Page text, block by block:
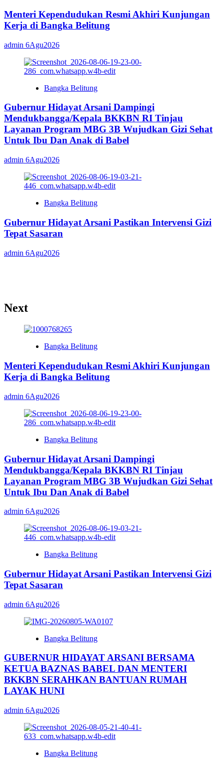
Menteri Kependudukan Resmi Akhiri Kunjungan
Kerja di Bangka Belitung
admin 6Agu2026
Bangka Belitung
Gubernur Hidayat Arsani Dampingi
Mendukbangga/Kepala BKKBN RI Tinjau
Layanan Program MBG 3B Wujudkan Gizi Sehat
Untuk Ibu Dan Anak di Babel
admin 6Agu2026
Bangka Belitung
Gubernur Hidayat Arsani Pastikan Intervensi Gizi
Tepat Sasaran
admin 6Agu2026
Next
Bangka Belitung
Menteri Kependudukan Resmi Akhiri Kunjungan
Kerja di Bangka Belitung
admin 6Agu2026
Bangka Belitung
Gubernur Hidayat Arsani Dampingi
Mendukbangga/Kepala BKKBN RI Tinjau
Layanan Program MBG 3B Wujudkan Gizi Sehat
Untuk Ibu Dan Anak di Babel
admin 6Agu2026
Bangka Belitung
Gubernur Hidayat Arsani Pastikan Intervensi Gizi
Tepat Sasaran
admin 6Agu2026
Bangka Belitung
GUBERNUR HIDAYAT ARSANI BERSAMA
KETUA BAZNAS BABEL DAN MENTERI
BKKBN SERAHKAN BANTUAN RUMAH
LAYAK HUNI
admin 6Agu2026
Bangka Belitung